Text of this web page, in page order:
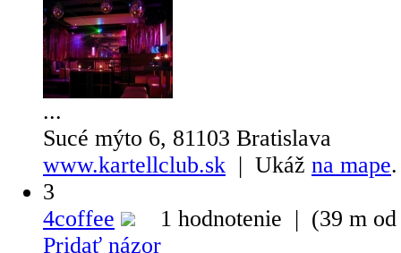
...
Sucé mýto 6, 81103 Bratislava
www.kartellclub.sk | Ukáž na mape.
3
4coffee
1 hodnotenie | (39 m
Pridať názor